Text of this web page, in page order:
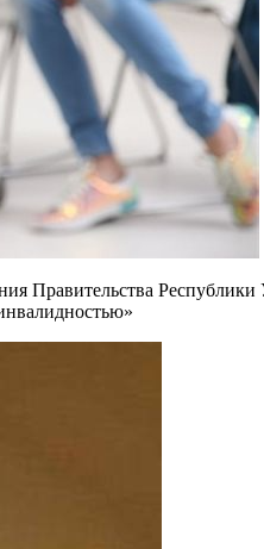
Правительства Республики